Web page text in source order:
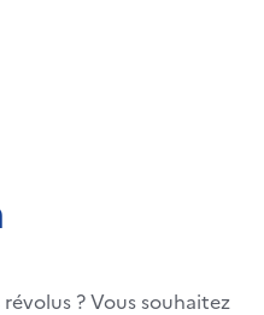
? Vous souhaitez